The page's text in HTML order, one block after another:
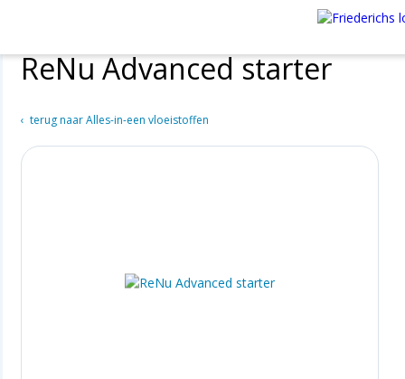
ReNu Advanced starter
terug naar Alles-in-een vloeistoffen